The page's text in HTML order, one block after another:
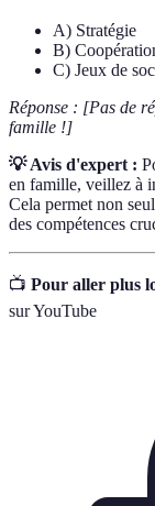
A) Stratégie
B)
C) Jeux de
Réponse : [Pas de
famille !]
💡 Avis d'expert :
en famille, veillez à
Cela permet non
des compétences
📺 Pour aller plus
sur YouTube